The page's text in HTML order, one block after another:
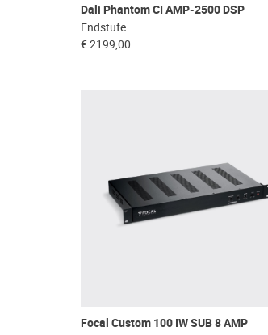
Dali Phantom CI AMP-2500 DSP
Endstufe
€ 2199,00
Focal Custom 100 IW SUB 8 AMP